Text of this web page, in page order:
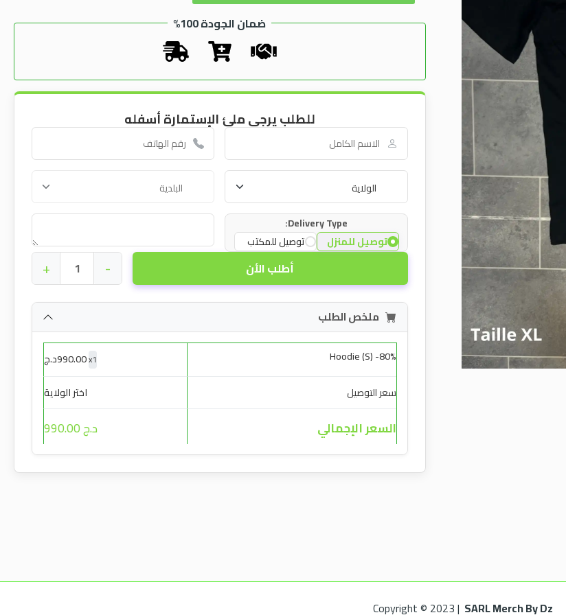
ضمان الجودة 100%
للطلب يرجى ملئ الإستمارة أسفله
Delivery Type:
توصيل للمنزل
توصيل للمكتب
أطلب الأن -
+
ملخص الطلب
Hoodie (S) -80%
x1
990.00د.ج
سعر التوصيل
اختر الولاية
السعر الإجمالي د.ج 990.00
Copyright © 2023 | SARL Merch By Dz